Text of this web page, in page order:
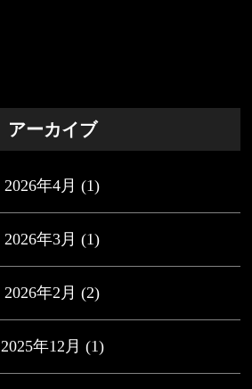
アーカイブ
2026年4月 (1)
2026年3月 (1)
2026年2月 (2)
2025年12月 (1)